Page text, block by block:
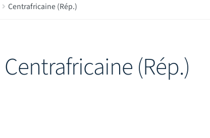
Centrafricaine (Rép.)
Centrafricaine (Rép.)